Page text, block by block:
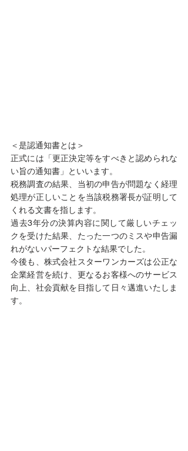
＜是認通知書とは＞
正式には「更正決定等をすべきと認められな
い旨の通知書」といいます。
税務調査の結果、当初の申告が問題なく経理
処理が正しいことを当該税務署長が証明して
くれる文書を指します。
過去3年分の決算内容に関して厳しいチェッ
クを受けた結果、たった一つのミスや申告漏
れがないパーフェクトな結果でした。
今後も、株式会社スターワンカーズは公正な
企業経営を続け、更なるお客様へのサービス
向上、社会貢献を目指して日々邁進いたしま
す。